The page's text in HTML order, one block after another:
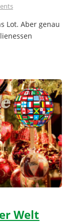
Lot. Aber genau
Welt